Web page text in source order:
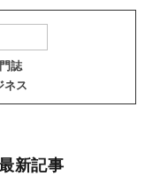
誌
ネス
新記事